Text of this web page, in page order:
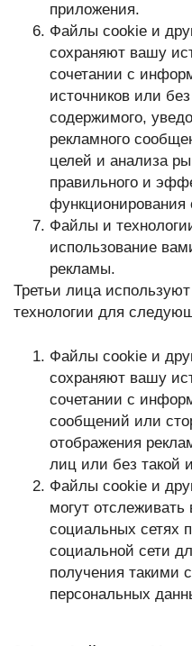
приложения.
Файлы cookie и
сохраняют вашу
сочетании с
источников или
содержимого,
рекламного
целей и анализа
правильного и
Файлы и
использование
рекламы.
Третьи лица
технологии для
Файлы cookie и
сохраняют вашу
сочетании с
сообщений или
отображения
лиц или без такой
Файлы cookie и
могут
социальных сетях
социальной сети
получения такими
персональных